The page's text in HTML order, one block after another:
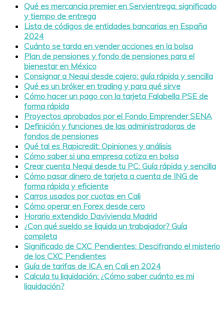
Qué es mercancia premier en Servientrega: significado
y tiempo de entrega
Lista de códigos de entidades bancarias en España
2024
Cuánto se tarda en vender acciones en la bolsa
Plan de pensiones y fondo de pensiones para el
bienestar en México
Consignar a Nequi desde cajero: guía rápida y sencilla
Qué es un bróker en trading y para qué sirve
Cómo hacer un pago con la tarjeta Falabella PSE de
forma rápida
Proyectos aprobados por el Fondo Emprender SENA
Definición y funciones de las administradoras de
fondos de pensiones
Qué tal es Rapicredit: Opiniones y análisis
Cómo saber si una empresa cotiza en bolsa
Crear cuenta Nequi desde tu PC: Guía rápida y sencilla
Cómo pasar dinero de tarjeta a cuenta de ING de
forma rápida y eficiente
Carros usados por cuotas en Cali
Cómo operar en Forex desde cero
Horario extendido Davivienda Madrid
¿Con qué sueldo se liquida un trabajador? Guía
completa
Significado de CXC Pendientes: Descifrando el misterio
de los CXC Pendientes
Guía de tarifas de ICA en Cali en 2024
Calcula tu liquidación: ¿Cómo saber cuánto es mi
liquidación?